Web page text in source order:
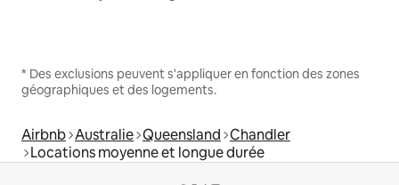
* Des exclusions peuvent s'appliquer en fonction des zones
géographiques et des logements.
Airbnb Australie Queensland Chandler
Locations moyenne et longue durée